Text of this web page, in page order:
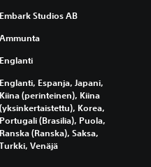
Embark Studios AB
Ammunta
Englanti
Englanti, Espanja, Japani,
Kiina (perinteinen), Kiina
(yksinkertaistettu), Korea,
Portugali (Brasilia), Puola,
Ranska (Ranska), Saksa,
Turkki, Venäjä